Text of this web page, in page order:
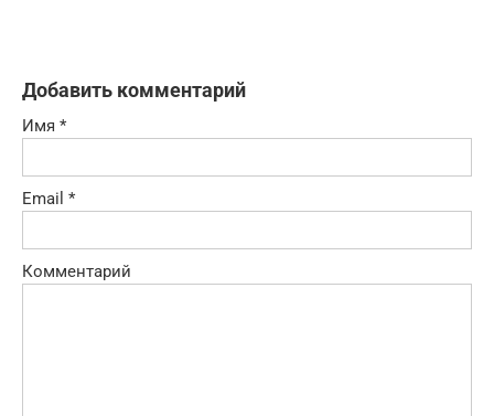
Добавить комментарий
Имя *
Email *
Комментарий